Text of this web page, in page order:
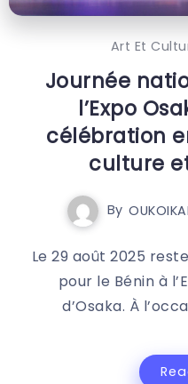
Art Et
Journée
l’Expo
célébration
culture
By
Le 29 août 2025
pour le Bénin à
d’Osaka. À